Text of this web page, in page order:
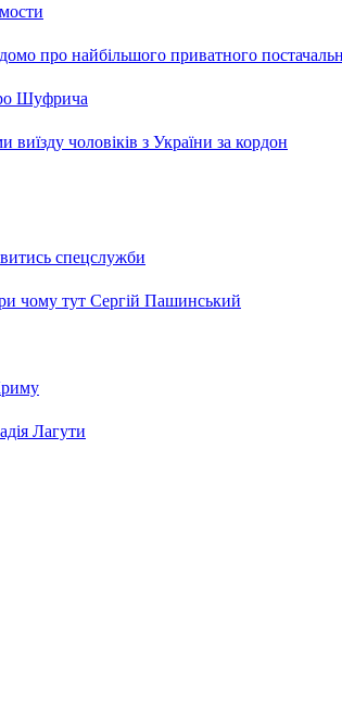
про найбільшого приватного
Шуфрича
чоловіків з України за кордон
спецслужби
чому тут Сергій Пашинський
Лагути